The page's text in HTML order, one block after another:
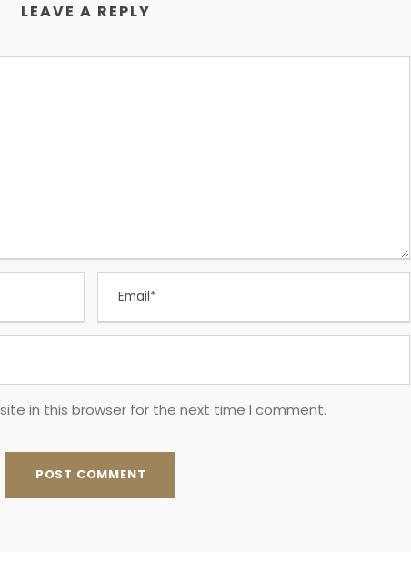
LEAVE A REPLY
in this browser for the next time I comment.